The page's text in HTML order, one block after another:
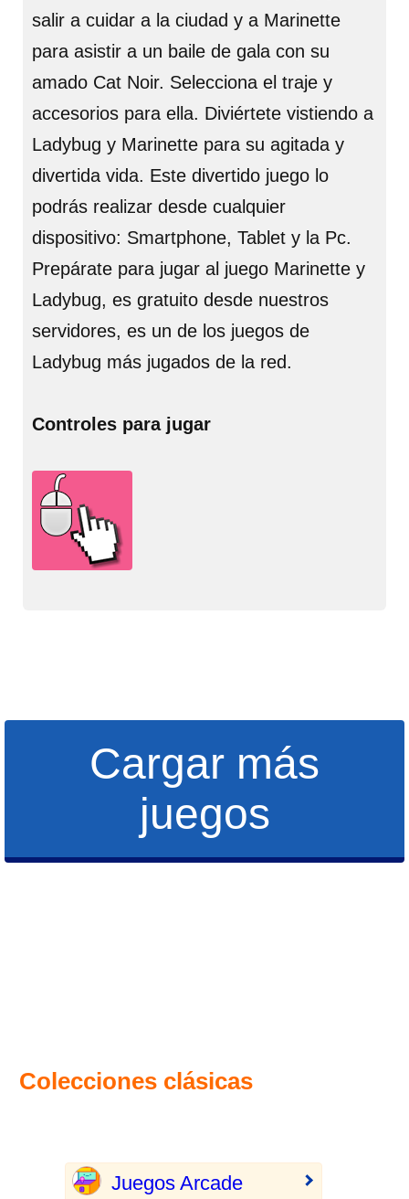
salir a cuidar a la ciudad y a Marinette
para asistir a un baile de gala con su
amado Cat Noir. Selecciona el traje y
accesorios para ella. Diviértete vistiendo a
Ladybug y Marinette para su agitada y
divertida vida. Este divertido juego lo
podrás realizar desde cualquier
dispositivo: Smartphone, Tablet y la Pc.
Prepárate para jugar al juego Marinette y
Ladybug, es gratuito desde nuestros
servidores, es un de los juegos de
Ladybug más jugados de la red.
Controles para jugar
Cargar más
juegos
Colecciones clásicas
Juegos Arcade